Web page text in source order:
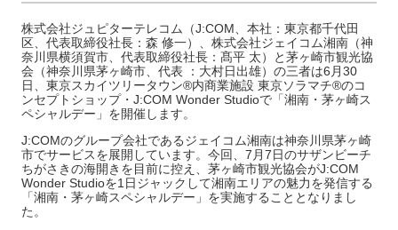
株式会社ジュピターテレコム（J:COM、本社：東京都千代田
区、代表取締役社長：森 修一）、株式会社ジェイコム湘南（神
奈川県横須賀市、代表取締役社長：髙平 太）と茅ヶ崎市観光協
会（神奈川県茅ヶ崎市、代表 ：大村日出雄）の三者は6月30
日、東京スカイツリータウン®内商業施設 東京ソラマチ®のコ
ンセプトショップ・J:COM Wonder Studioで「湘南・茅ヶ崎ス
ペシャルデー」を開催します。
J:COMのグループ会社であるジェイコム湘南は神奈川県茅ヶ崎
市でサービスを展開しています。今回、7月7日のサザンビーチ
ちがさきの海開きを目前に控え、茅ヶ崎市観光協会がJ:COM
Wonder Studioを1日ジャックして湘南エリアの魅力を発信する
「湘南・茅ヶ崎スペシャルデー」を実施することとなりまし
た。